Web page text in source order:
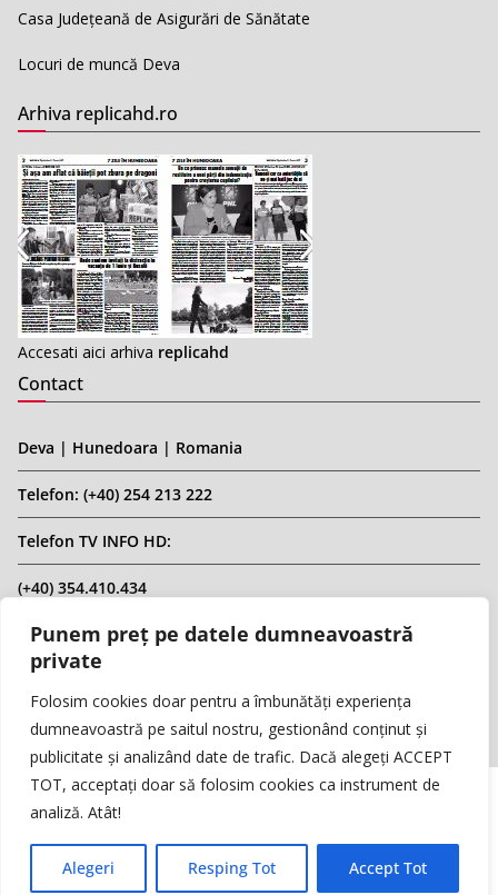
Punem preț pe datele dumneavoastră
private
Folosim cookies doar pentru a îmbunătăți experiența
dumneavoastră pe saitul nostru, gestionând conținut și
publicitate și analizând date de trafic. Dacă alegeți ACCEPT
TOT, acceptați doar să folosim cookies ca instrument de
analiză. Atât!
Alegeri Resping Tot Accept Tot
Casa Județeană de Asigurări de Sănătate
Locuri de muncă Deva
Arhiva replicahd.ro
Accesati aici arhiva replicahd
Contact
Deva | Hunedoara | Romania
Telefon: (+40) 254 213 222
Telefon TV INFO HD:
(+40) 354.410.434
Email: infohd20@gmail.com
Website: www.replicahd.ro